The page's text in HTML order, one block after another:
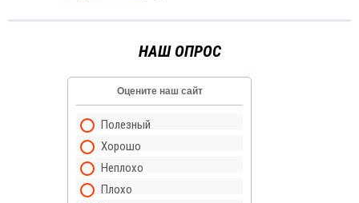
НАШ ОПРОС
Оцените наш сайт
Полезный
Хорошо
Неплохо
Плохо